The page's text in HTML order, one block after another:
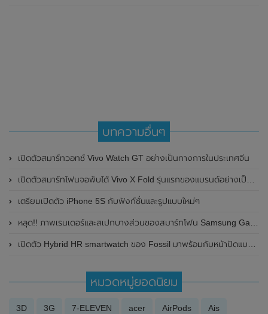
บทความอื่นๆ
เปิดตัวสมาร์ทวอทช์ Vivo Watch GT อย่างเป็นทางการในประเทศจีน
เปิดตัวสมาร์ทโฟนจอพับได้ Vivo X Fold รุ่นแรกของแบรนด์อย่างเป็นทางการแล้วในประเทศจีน
เตรียมเปิดตัว iPhone 5S กับฟังก์ชั่นและรูปแบบใหม่ๆ
หลุด!! ภาพเรนเดอร์และสเปกบางส่วนของสมาร์ทโฟน Samsung Galaxy A04s โชว์กล้องหลังดีไซน์ใหม่ ไร้กรอบของเลนส์กล้อง
เปิดตัว Hybrid HR smartwatch ของ Fossil มาพร้อมกับหน้าปัดแบบอนาล็อกและหน้าจอ e-ink
หมวดหมู่ยอดนิยม
3D 3G 7-ELEVEN acer AirPods Ais